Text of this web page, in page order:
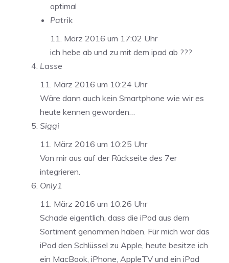
optimal
Patrik
11. März 2016 um 17:02 Uhr
ich hebe ab und zu mit dem ipad ab ???
Lasse
11. März 2016 um 10:24 Uhr
Wäre dann auch kein Smartphone wie wir es
heute kennen geworden…
Siggi
11. März 2016 um 10:25 Uhr
Von mir aus auf der Rückseite des 7er
integrieren.
Only1
11. März 2016 um 10:26 Uhr
Schade eigentlich, dass die iPod aus dem
Sortiment genommen haben. Für mich war das
iPod den Schlüssel zu Apple, heute besitze ich
ein MacBook, iPhone, AppleTV und ein iPad